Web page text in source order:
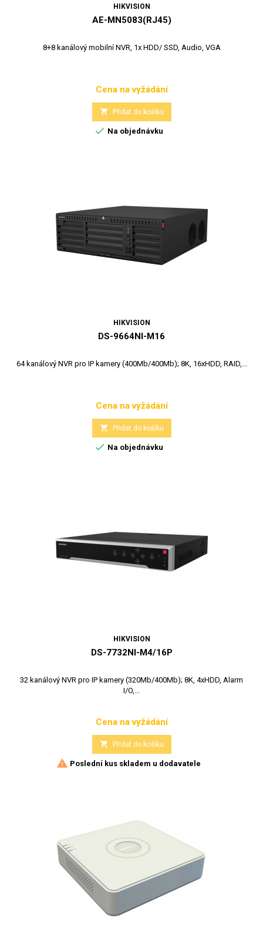
HIKVISION
AE-MN5083(RJ45)
8+8 kanálový mobilní NVR, 1x HDD/ SSD, Audio, VGA
Cena
Cena na vyžádání
 Přidat do košíku
 Na objednávku
HIKVISION
DS-9664NI-M16
64 kanálový NVR pro IP kamery (400Mb/400Mb); 8K, 16xHDD, RAID,...
Cena
Cena na vyžádání
 Přidat do košíku
 Na objednávku
HIKVISION
DS-7732NI-M4/16P
32 kanálový NVR pro IP kamery (320Mb/400Mb); 8K, 4xHDD, Alarm
I/O,...
Cena
Cena na vyžádání
 Přidat do košíku
 Poslední kus skladem u dodavatele